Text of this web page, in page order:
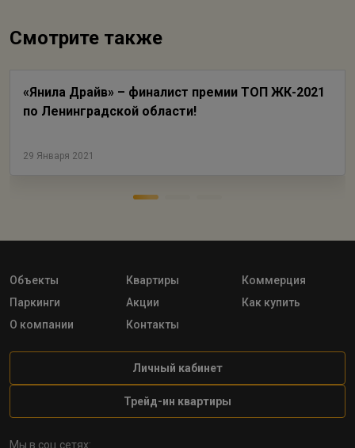
Смотрите также
«Янила Драйв» – финалист премии ТОП ЖК-2021
по Ленинградской области!
29 Января 2021
Объекты Квартиры
Коммерция
Паркинги
Акции
Как купить
О компании
Контакты
Личный кабинет
Трейд-ин квартиры
Мы в соц сетях: